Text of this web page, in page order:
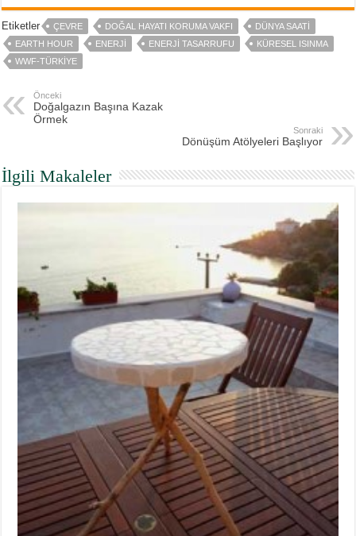
Etiketler ÇEVRE DOĞAL HAYATI KORUMA VAKFI
DÜNYA SAATI
EARTH HOUR
ENERJI ENERJI TASARRUFU
KÜRESEL ISINMA
WWF-TÜRKIYE
Önceki
Doğalgazın Başına Kazak
Örmek
Sonraki
Dönüşüm Atölyeleri Başlıyor
İlgili Makaleler